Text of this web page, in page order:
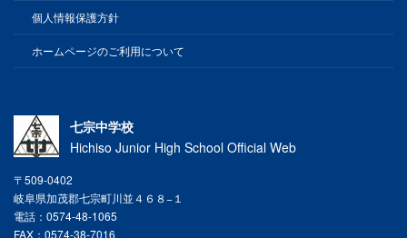
個人情報保護方針
ホームページのご利用について
七宗中学校
Hichiso Junior High School Official Web
〒509-0402
岐阜県加茂郡七宗町川並４６８−１
電話：0574-48-1065
FAX：0574-38-7016